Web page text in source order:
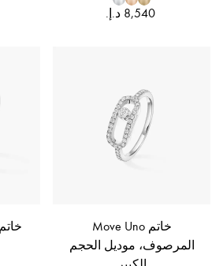
‏8,540 د.إ.‏
خاتم Move Uno
المرصوف، موديل الحجم